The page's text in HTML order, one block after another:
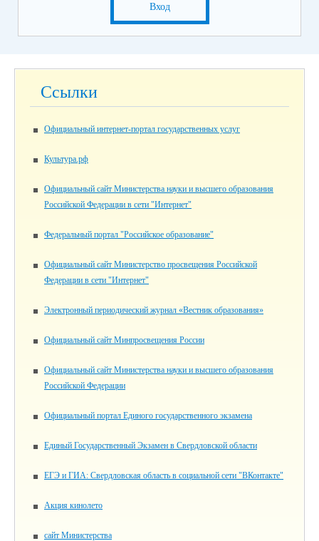
Вход
Ссылки
Официальный интернет-портал государственных услуг
Культура.рф
Официальный сайт Министерства науки и высшего образования
Российской Федерации в сети "Интернет"
Федеральный портал "Российское образование"
Официальный сайт Министерство просвещения Российской
Федерации в сети "Интернет"
Электронный периодический журнал «Вестник образования»
Официальный сайт Минпросвещения России
Официальный сайт Министерства науки и высшего образования
Российской Федерации
Официальный портал Единого государственного экзамена
Единый Государственный Экзамен в Свердловской области
ЕГЭ и ГИА: Свердловская область в социальной сети "ВКонтакте"
Акция кинолето
сайт Министерства